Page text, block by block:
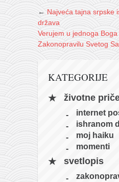
← Najveća tajna srpske
država
Verujem u jednoga
Zakonopravilu Svetog
KATEGORIJE
životne
internet
ishranom
moj haiku
momenti
svetlopis